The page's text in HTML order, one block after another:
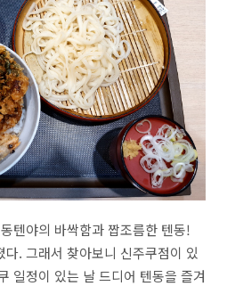
텐야의 바싹함과 짭조름한 텐동!
다. 그래서 찾아보니 신주쿠점이 있
일정이 있는 날 드디어 텐동을 즐겨